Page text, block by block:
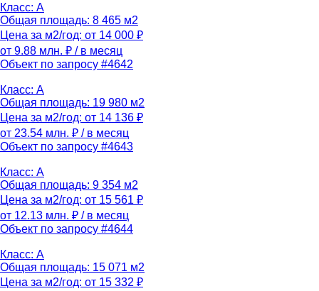
Класс: A
Общая площадь: 8 465 м2
Цена за м2/год: от 14 000 ₽
от 9.88 млн. ₽ / в месяц
Объект по запросу #4642
Класс: A
Общая площадь: 19 980 м2
Цена за м2/год: от 14 136 ₽
от 23.54 млн. ₽ / в месяц
Объект по запросу #4643
Класс: A
Общая площадь: 9 354 м2
Цена за м2/год: от 15 561 ₽
от 12.13 млн. ₽ / в месяц
Объект по запросу #4644
Класс: A
Общая площадь: 15 071 м2
Цена за м2/год: от 15 332 ₽